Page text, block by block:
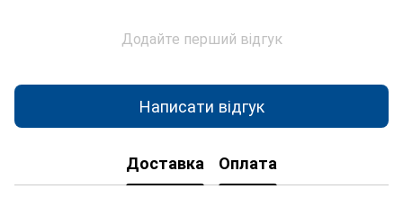
Додайте перший відгук
Написати відгук
Доставка Оплата